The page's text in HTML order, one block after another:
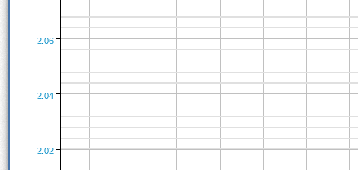
2.02
2.04
2.06